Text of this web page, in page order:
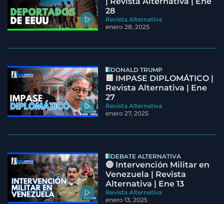
28
Revista Alternativa
enero 28, 2025
DONALD TRUMP
🟦 IMPASE DIPLOMÁTICO |
Revista Alternativa | Ene
27
Revista Alternativa
enero 27, 2025
DEBATE ALTERNATIVA
🔵 Intervención Militar en
Venezuela | Revista
Alternativa | Ene 13
Revista Alternativa
enero 13, 2025